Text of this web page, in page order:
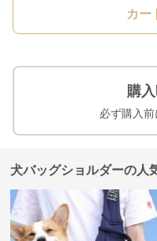
カー
購
必ず購入前
犬バッグショルダーの人